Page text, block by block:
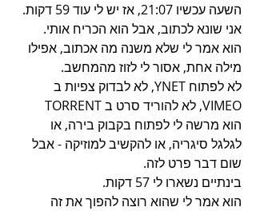
השעה עכשיו 21:07, אז יש לי עוד 59 דקות.
אני שונא לכתוב, אבל הוא הכריח אותי.
הוא אמר לי שלא משנה מה אכתוב, אפילו
מילה אחת, אסור לי לזוז מהמחשב.
לא לפתוח YNET, לא לבדוק צפיות ב
VIMEO, לא להוריד סרט ב TORRENT
הוא מרשה לי לפתוח בקבוק בירה, או
לגלגל סיגריה, או להקשיב למוזיקה - אבל
שום דבר פרט לזה.
בינתיים נשארו לי 57 דקות.
הוא אמר לי שהוא רוצה להפוך את זה